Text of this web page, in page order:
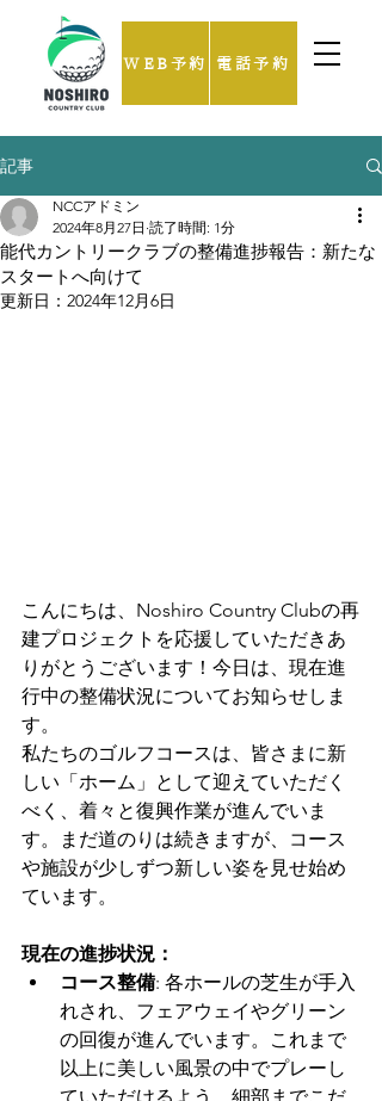
WEB予約 電話予約
記事
能代カントリークラブの整備進捗報告：新たな
スタートへ向けて
NCCアドミン
2024年8月27日 読了時間: 1分
更新日： 2024年12月6日
こんにちは、Noshiro Country Clubの再
建プロジェクトを応援していただきあ
りがとうございます！今日は、現在進
行中の整備状況についてお知らせしま
す。
私たちのゴルフコースは、皆さまに新
しい「ホーム」として迎えていただく
べく、着々と復興作業が進んでいま
す。まだ道のりは続きますが、コース
や施設が少しずつ新しい姿を見せ始め
ています。
現在の進捗状況：
コース整備: 各ホールの芝生が手入
れされ、フェアウェイやグリーン
の回復が進んでいます。これまで
以上に美しい風景の中でプレーし